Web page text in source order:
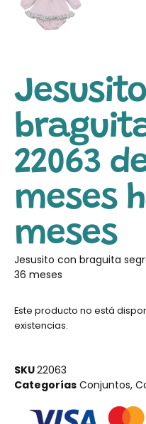
22063
meses
meses
Jesusito con braguita
36 meses
Este producto no está
existencias.
SKU22063
Categorías Conjuntos,